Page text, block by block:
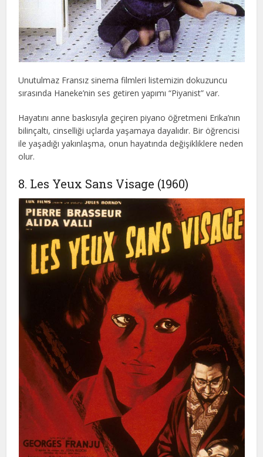
Unutulmaz Fransız sinema filmleri listemizin dokuzuncu
sırasında Haneke’nin ses getiren yapımı “Piyanist” var.
Hayatını anne baskısıyla geçiren piyano öğretmeni Erika’nın
bilinçaltı, cinselliği uçlarda yaşamaya dayalıdır. Bir öğrencisi
ile yaşadığı yakınlaşma, onun hayatında değişikliklere neden
olur.
8. Les Yeux Sans Visage (1960)